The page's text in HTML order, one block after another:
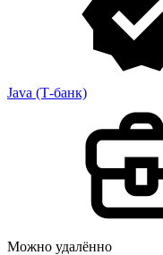
Java (Т-банк)
Можно удалённо